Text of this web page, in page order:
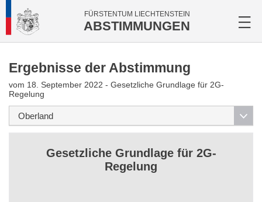
FÜRSTENTUM LIECHTENSTEIN
ABSTIMMUNGEN
Ergebnisse der Abstimmung
vom 18. September 2022 - Gesetzliche Grundlage für 2G-
Regelung
Gesetzliche Grundlage für 2G-
Regelung